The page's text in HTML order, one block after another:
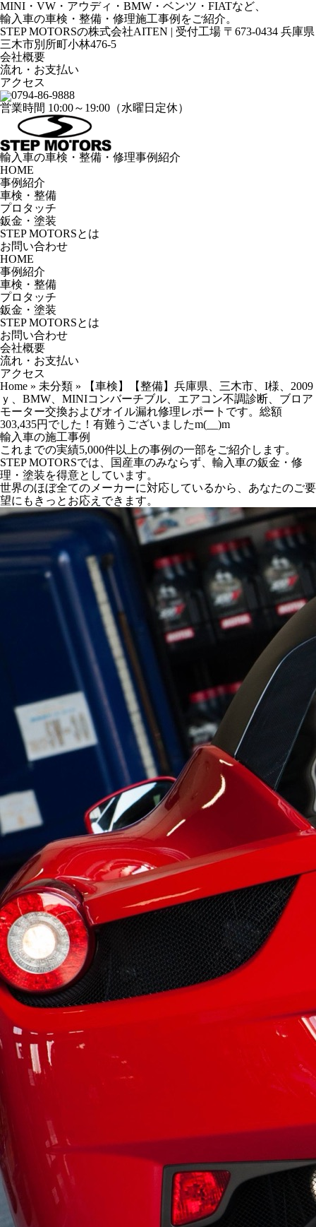
MINI・VW・アウディ・BMW・ベンツ・FIATなど、
輸入車の車検・整備・修理施工事例をご紹介。
STEP MOTORSの株式会社AITEN | 受付工場 〒673-0434 兵庫県
三木市別所町小林476-5
会社概要
流れ・お支払い
アクセス
0794-86-9888
営業時間 10:00～19:00（水曜日定休）
輸入車の車検・整備・修理事例紹介
HOME
事例紹介
車検・整備
プロタッチ
鈑金・塗装
STEP MOTORSとは
お問い合わせ
HOME
事例紹介
車検・整備
プロタッチ
鈑金・塗装
STEP MOTORSとは
お問い合わせ
会社概要
流れ・お支払い
アクセス
Home » 未分類 » 【車検】【整備】兵庫県、三木市、I様、2009
ｙ、BMW、MINIコンバーチブル、エアコン不調診断、ブロア
モーター交換およびオイル漏れ修理レポートです。総額
303,435円でした！有難うございましたm(__)m
輸入車の施工事例
これまでの実績5,000件以上の事例の一部をご紹介します。
STEP MOTORSでは、国産車のみならず、輸入車の鈑金・修
理・塗装を得意としています。
世界のほぼ全てのメーカーに対応しているから、あなたのご要
望にもきっとお応えできます。